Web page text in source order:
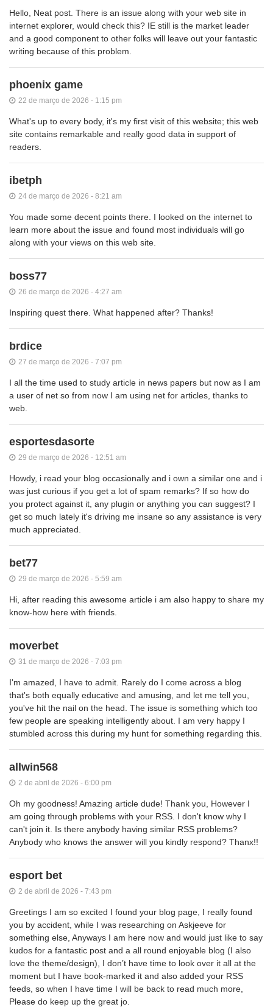
Hello, Neat post. There is an issue along with your web site in
internet explorer, would check this? IE still is the market leader
and a good component to other folks will leave out your fantastic
writing because of this problem.
phoenix game
22 de março de 2026 - 1:15 pm
What's up to every body, it's my first visit of this website; this web
site contains remarkable and really good data in support of
readers.
ibetph
24 de março de 2026 - 8:21 am
You made some decent points there. I looked on the internet to
learn more about the issue and found most individuals will go
along with your views on this web site.
boss77
26 de março de 2026 - 4:27 am
Inspiring quest there. What happened after? Thanks!
brdice
27 de março de 2026 - 7:07 pm
I all the time used to study article in news papers but now as I am
a user of net so from now I am using net for articles, thanks to
web.
esportesdasorte
29 de março de 2026 - 12:51 am
Howdy, i read your blog occasionally and i own a similar one and i
was just curious if you get a lot of spam remarks? If so how do
you protect against it, any plugin or anything you can suggest? I
get so much lately it's driving me insane so any assistance is very
much appreciated.
bet77
29 de março de 2026 - 5:59 am
Hi, after reading this awesome article i am also happy to share my
know-how here with friends.
moverbet
31 de março de 2026 - 7:03 pm
I'm amazed, I have to admit. Rarely do I come across a blog
that's both equally educative and amusing, and let me tell you,
you've hit the nail on the head. The issue is something which too
few people are speaking intelligently about. I am very happy I
stumbled across this during my hunt for something regarding this.
allwin568
2 de abril de 2026 - 6:00 pm
Oh my goodness! Amazing article dude! Thank you, However I
am going through problems with your RSS. I don't know why I
can't join it. Is there anybody having similar RSS problems?
Anybody who knows the answer will you kindly respond? Thanx!!
esport bet
2 de abril de 2026 - 7:43 pm
Greetings I am so excited I found your blog page, I really found
you by accident, while I was researching on Askjeeve for
something else, Anyways I am here now and would just like to say
kudos for a fantastic post and a all round enjoyable blog (I also
love the theme/design), I don’t have time to look over it all at the
moment but I have book-marked it and also added your RSS
feeds, so when I have time I will be back to read much more,
Please do keep up the great jo.